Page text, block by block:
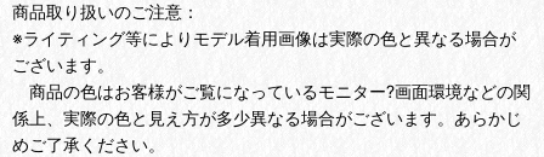
商品取り扱いのご注意：
※ライティング等によりモデル着用画像は実際の色と異なる場合が
ございます。
商品の色はお客様がご覧になっているモニター?画面環境などの関
係上、実際の色と見え方が多少異なる場合がございます。あらかじ
めご了承ください。